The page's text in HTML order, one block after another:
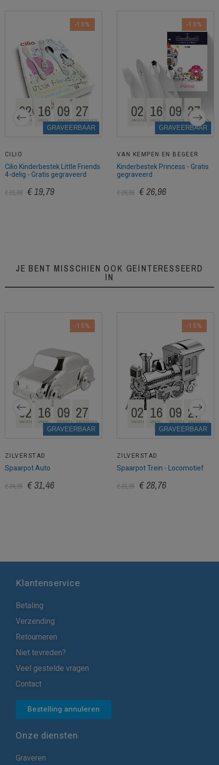
GRAVEERBAAR
02
DAGEN 16
UREN 09
MINUTEN 26
SECONDEN
CILIO
Cilio Kinderbestek Little Friends
4-delig - Gratis gegraveerd
€ 21,99 € 19,79
-10%
GRAVEERBAAR
02
DAGEN 16
UREN 09
MINUTEN 26
SECONDEN
VAN KEMPEN EN BEGEER
Kinderbestek Princess - Gratis
gegraveerd
€ 29,95 € 26,96
-10%
JE BENT MISSCHIEN OOK GEÏNTERESSEERD
IN
GRAVEERBAAR
02
DAGEN 16
UREN 09
MINUTEN 26
SECONDEN
ZILVERSTAD
Spaarpot Auto
€ 34,95 € 31,46
-10%
GRAVEERBAAR
02
DAGEN 16
UREN 09
MINUTEN 26
SECONDEN
ZILVERSTAD
Spaarpot Trein - Locomotief
€ 31,95 € 28,76
-10%
Klantenservice
Betaling
Verzending
Retourneren
Niet tevreden?
Veel gestelde vragen
Contact
Bestelling annuleren
Onze diensten
Graveren